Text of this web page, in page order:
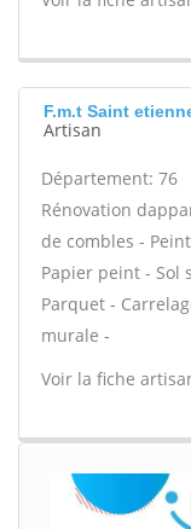
F.m.t Saint
Artisan
Département: 76
Rénovation
de combles -
Papier peint - Sol
Parquet -
murale -
Voir la fiche